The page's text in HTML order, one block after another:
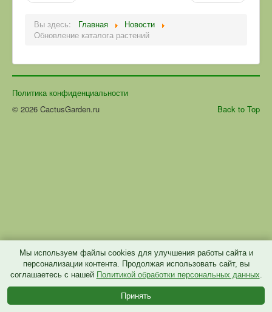
Мы используем файлы cookies для улучшения работы сайта и
персонализации контента. Продолжая использовать сайт, вы
соглашаетесь с нашей Политикой обработки персональных данных.
Принять
Контакты
Вы здесь: Главная
Новости
Обновление каталога растений
Политика конфиденциальности
Back to Top
© 2026 CactusGarden.ru